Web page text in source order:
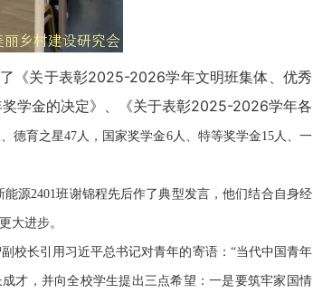
关于表彰2025-2026学年文明班集体、优秀
学金的决定》、《关于表彰2025-2026学年各
德育之星47人，国家奖学金6人、特等奖学金15人、一
源2401班谢锦程先后作了典型发言，他们结合自身经
大进步。
长引用习近平总书记对青年的寄语：“当代中国青年
才，并向全校学生提出三点希望：一是要筑牢家国情